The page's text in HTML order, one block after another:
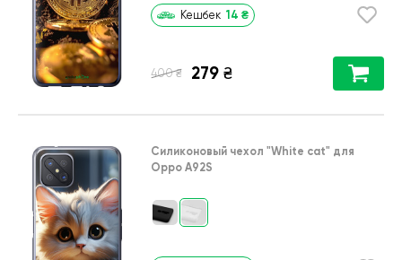
Кешбек 14 ₴
400 ₴ 279 ₴
Силиконовый чехол "White cat" для
Oppo A92S